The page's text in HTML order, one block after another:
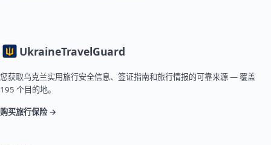
UkraineTravelGuard
您获取乌克兰实用旅行安全信息、签证指南和旅行情报的可靠来源 — 覆盖
195 个目的地。
购买旅行保险 →